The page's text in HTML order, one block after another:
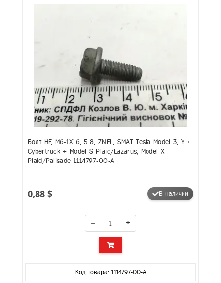
Болт HF, M6-1X16, 5.8, ZNFL, SMAT Tesla Model 3, Y +
Cybertruck + Model S Plaid/Lazarus, Model X
Plaid/Palisade 1114797-00-A
0,88 $ В наличии
− +
Код товара: 1114797-00-A